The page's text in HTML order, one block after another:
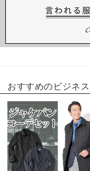
おすすめの ビジネ